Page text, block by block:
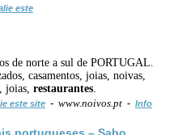
este
de norte a sul de PORTUGAL.
casamentos, joias, noivas,
joias, restaurantes
este site - www.noivos.pt - Info